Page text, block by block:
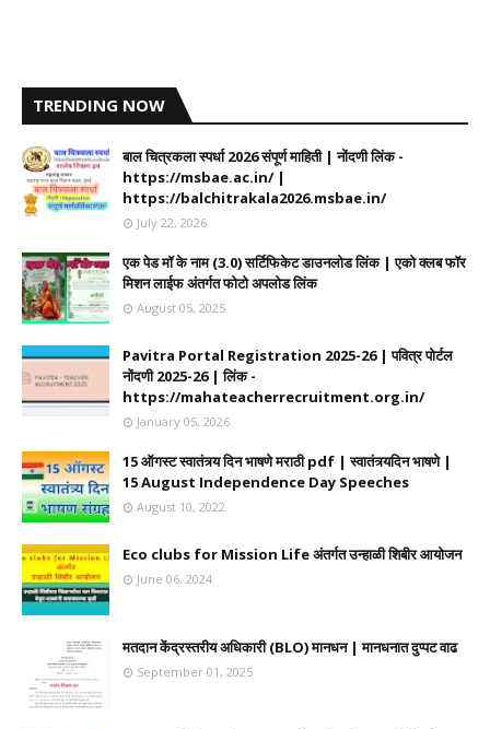
TRENDING NOW
बाल चित्रकला स्पर्धा 2026 संपूर्ण माहिती | नोंदणी लिंक -
https://msbae.ac.in/ |
https://balchitrakala2026.msbae.in/
July 22, 2026
एक पेड मॉ के नाम (3.0) सर्टिफिकेट डाउनलोड लिंक | एको क्लब फॉर
मिशन लाईफ अंतर्गत फोटो अपलोड लिंक
August 05, 2025
Pavitra Portal Registration 2025-26 | पवित्र पोर्टल
नोंदणी 2025-26 | लिंक -
https://mahateacherrecruitment.org.in/
January 05, 2026
15 ऑगस्ट स्वातंत्र्य दिन भाषणे मराठी pdf | स्वातंत्र्यदिन भाषणे |
15 August Independence Day Speeches
August 10, 2022
Eco clubs for Mission Life अंतर्गत उन्हाळी शिबीर आयोजन
June 06, 2024
मतदान केंद्रस्तरीय अधिकारी (BLO) मानधन | मानधनात दुप्पट वाढ
September 01, 2025